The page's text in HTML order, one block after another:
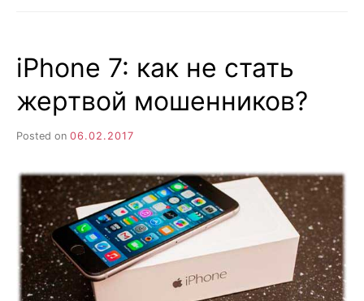
ДЛЯ
АЙФОН
iPhone 7: как не стать
жертвой мошенников?
Posted on 06.02.2017